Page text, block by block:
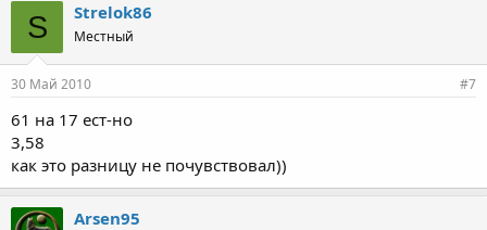
S Strelok86
Местный
30 Май 2010 #7
61 на 17 ест-но
3,58
как это разницу не почувствовал))
Arsen95